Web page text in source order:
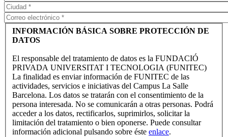
INFORMACIÓN BÁSICA SOBRE PROTECCIÓN DE
DATOS
El responsable del tratamiento de datos es la FUNDACIÓ
PRIVADA UNIVERSITAT I TECNOLOGIA (FUNITEC)
La finalidad es enviar información de FUNITEC de las
actividades, servicios e iniciativas del Campus La Salle
Barcelona. Los datos se tratarán con el consentimiento de la
persona interesada. No se comunicarán a otras personas. Podrá
acceder a los datos, rectificarlos, suprimirlos, solicitar la
limitación del tratamiento o bien oponerse. Puede consultar
información adicional pulsando sobre éste enlace.